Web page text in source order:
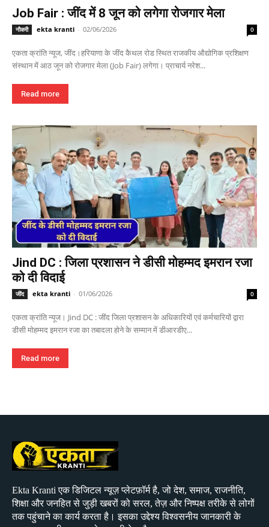
Job Fair : जींद में 8 जून को लगेगा रोजगार मेला
नौकरी ekta kranti - 02/06/2026 0
एकता क्रांति न्यूज, जींद।हरियाणा के जींद कैथल रोड स्थित राजकीय औद्योगिक प्रशिक्षण
संस्थान में आठ जून को रोजगार मेला (Job Fair) लगेगा। प्राचार्य नरेश...
Read more
Jind DC : जिला प्रशासन ने डीसी मोहम्मद इमरान रजा
को दी विदाई
जींद ekta kranti - 01/06/2026 0
एकता क्रांति न्यूज। Jind DC : जींद जिला प्रशासन के अधिकारियों एवं कर्मचारियों द्वारा
डीसी मोहम्मद इमरान रजा का तबादला होने के सम्मान में डीआरडीए...
Read more
Ekta Kranti एक डिजिटल न्यूज़ प्लेटफ़ॉर्म है, जो देश, समाज, राजनीति,
शिक्षा और जनहित से जुड़ी खबरों को सरल, तेज़ और निष्पक्ष तरीके से लोगों
तक पहुंचाने का कार्य करता है। इसका उद्देश्य विश्वसनीय जानकारी के